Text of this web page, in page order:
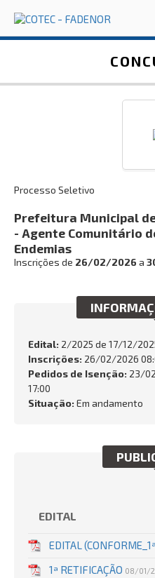
Esqueci a minha senha
INÍCIO
FADENOR
CONCURSOS ANTERIORES
Busca:
Processo Seletivo
Prefeitura Municipal
- Agente Comunitário
Endemias
Inscrições de 26/02/2026 a
Edital: 2/2025 de 17/12/
Inscrições: 26/02/2026
Pedidos de Isenção: 23/
17:00
Situação: Em andamento
EDITAL
EDITAL
1ª RETIFICAÇÃO 08/01/